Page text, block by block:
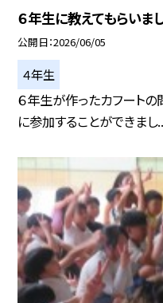
６年生に教えてもらいま
公開日 2026/06/05
４年生
６年生が作ったカフートの
に参加することができまし